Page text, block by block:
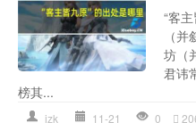
“客
（
坊（
君讳
榜其...
jzk 11-21 0